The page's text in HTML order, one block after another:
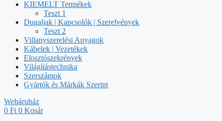
KIEMELT Termékek
Teszt 1
Dugaljak | Kapcsolók | Szerelvények
Teszt 2
Villanyszerelési Anyagok
Kábelek | Vezetékek
Elosztószekrények
Világítástechnika
Szerszámok
Gyártók és Márkák Szerint
Webáruház
0 Ft 0 Kosár